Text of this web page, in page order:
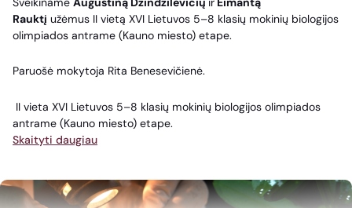
Rauktį užėmus II vietą XVI Lietuvos 5–8 klasių mokinių biologijos
olimpiados antrame (Kauno miesto) etape.
Paruošė mokytoja Rita Benesevičienė.
II vieta XVI Lietuvos 5–8 klasių mokinių biologijos olimpiados
antrame (Kauno miesto) etape.
Skaityti daugiau